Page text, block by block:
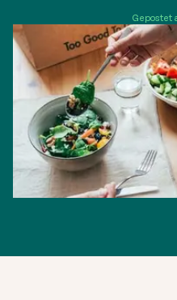
Gepostet